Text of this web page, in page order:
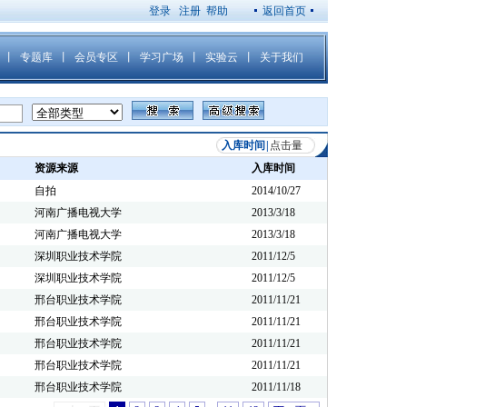
登录 注册 帮助 返回首页
入库时间 点击量
资源来源
入库时间
自拍
2014/10/27
河南广播电视大学
2013/3/18
河南广播电视大学
2013/3/18
深圳职业技术学院
2011/12/5
深圳职业技术学院
2011/12/5
邢台职业技术学院
2011/11/21
邢台职业技术学院
2011/11/21
邢台职业技术学院
2011/11/21
邢台职业技术学院
2011/11/21
邢台职业技术学院
2011/11/18